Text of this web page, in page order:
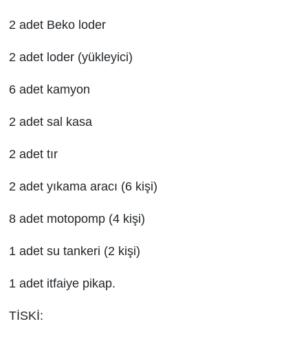
2 adet Beko loder
2 adet loder (yükleyici)
6 adet kamyon
2 adet sal kasa
2 adet tır
2 adet yıkama aracı (6 kişi)
8 adet motopomp (4 kişi)
1 adet su tankeri (2 kişi)
1 adet itfaiye pikap.
TİSKİ: